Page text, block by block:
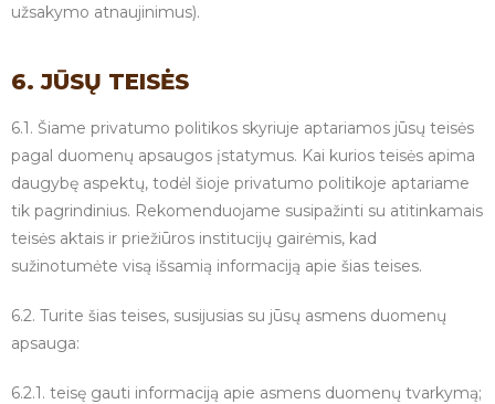
užsakymo atnaujinimus).
6. JŪSŲ TEISĖS
6.1. Šiame privatumo politikos skyriuje aptariamos jūsų teisės
pagal duomenų apsaugos įstatymus. Kai kurios teisės apima
daugybę aspektų, todėl šioje privatumo politikoje aptariame
tik pagrindinius. Rekomenduojame susipažinti su atitinkamais
teisės aktais ir priežiūros institucijų gairėmis, kad
sužinotumėte visą išsamią informaciją apie šias teises.
6.2. Turite šias teises, susijusias su jūsų asmens duomenų
apsauga:
6.2.1. teisę gauti informaciją apie asmens duomenų tvarkymą;